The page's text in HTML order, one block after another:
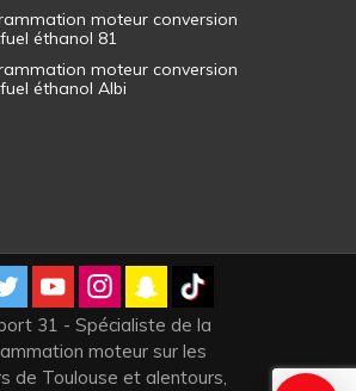
moteur conversion
éthanol 81
moteur conversion
éthanol Albi
31 - Spécialiste de la
moteur sur les
de Toulouse et alentours,